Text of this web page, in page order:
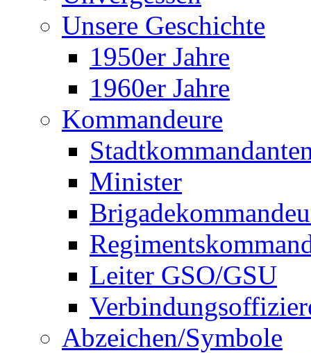
Unsere Geschichte
1950er Jahre
1960er Jahre
Kommandeure
Minister
Leiter GSO/GSU
Abzeichen/Symbole